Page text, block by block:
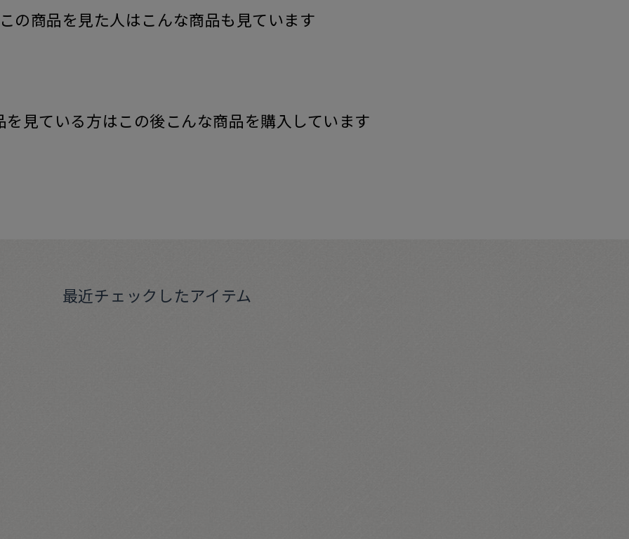
の商品を見た人はこんな商品も見ています
を見ている方はこの後こんな商品を購入しています
最近チェックしたアイテム